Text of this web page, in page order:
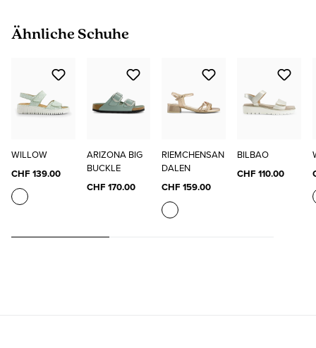
Produktgalerie überspringen
Ähnliche Schuhe
WILLOW
CHF 139.00
ARIZONA BIG
BUCKLE
CHF 170.00
RIEMCHENSAN
DALEN
CHF 159.00
BILBAO
CHF 110.00